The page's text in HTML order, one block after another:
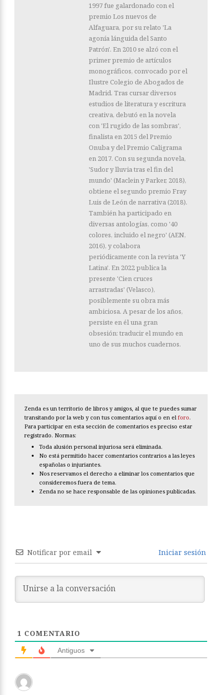
1997 fue galardonado con el
premio Los nuevos de
Alfaguara, por su relato 'La
agonía lánguida del Santo
Patrón'. En 2010 se alzó con el
primer premio de artículos
monográficos, convocado por el
Ilustre Colegio de Abogados de
Madrid. Tras cursar diversos
estudios de literatura y escritura
creativa, debutó en la novela
con 'El rugido de las sombras',
finalista en 2015 del Premio
Onuba y del Premio Caligrama
en 2017. Con su segunda novela,
'Sudor y lluvia tras el fin del
mundo' (Maclein y Parker, 2018),
obtiene el segundo premio Fray
Luis de León de narrativa (2018).
También ha participado en
diversas antologías, como '40
colores, incluido el negro' (AEN,
2016), y colabora
periódicamente con la revista 'Y
Latina'. En 2022 publica la
presente 'Cien cruces
arrastradas' (Velasco),
posiblemente su obra más
ambiciosa. A pesar de los años,
persiste en él una gran
obsesión: traducir el mundo en
uno de sus muchos cuadernos.
Zenda es un territorio de libros y amigos, al que te puedes sumar
transitando por la web y con tus comentarios aquí o en el foro.
Para participar en esta sección de comentarios es preciso estar
registrado. Normas:
Toda alusión personal injuriosa será eliminada.
No está permitido hacer comentarios contrarios a las leyes
españolas o injuriantes.
Nos reservamos el derecho a eliminar los comentarios que
consideremos fuera de tema.
Zenda no se hace responsable de las opiniones publicadas.
Notificar por email Iniciar sesión
1 COMENTARIO
Antiguos